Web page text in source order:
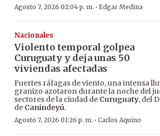
Agosto 7, 2026 02:04 p. m. · Edgar Medina
Nacionales
Violento temporal golpea
Curuguaty y deja unas 50
viviendas afectadas
Fuertes ráfagas de viento, una intensa
granizo azotaron durante la noche del
sectores de la ciudad de Curuguaty, del
de Canindeyú.
Agosto 7, 2026 01:26 p. m. · Carlos Aquino